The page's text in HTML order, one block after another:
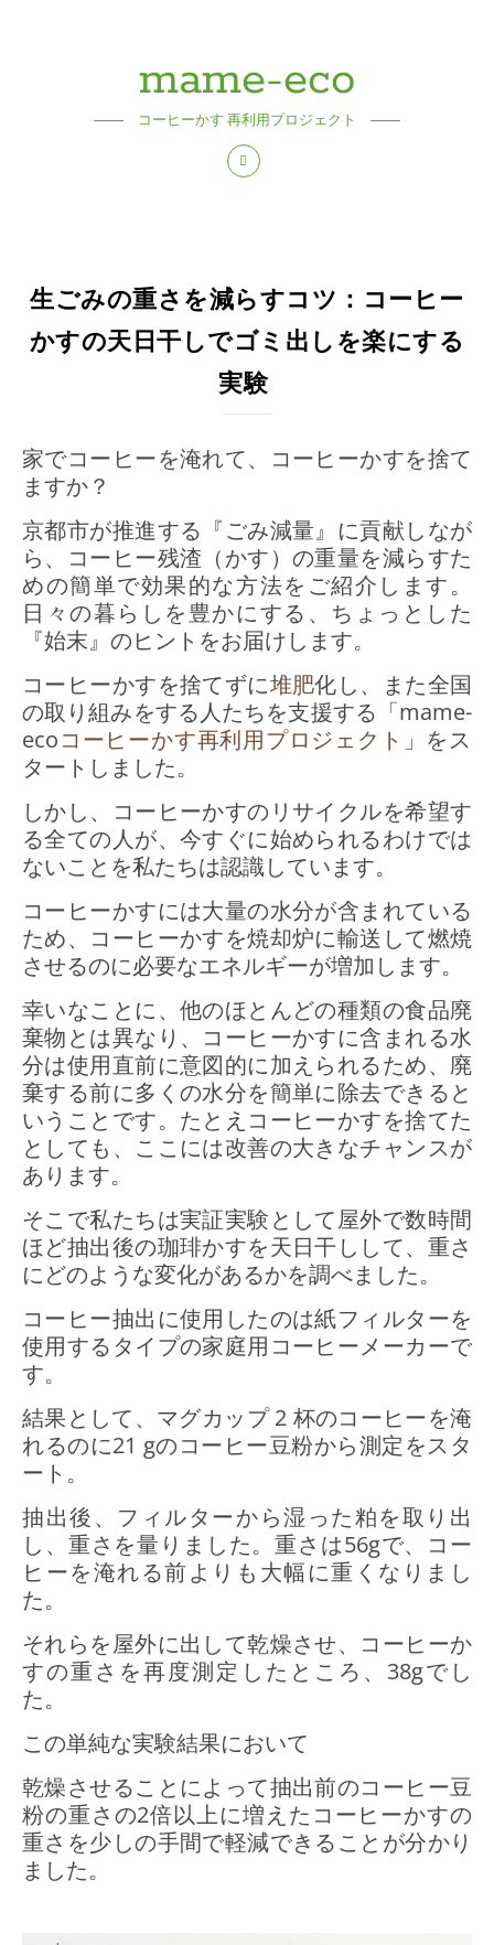
mame-eco
コーヒーかす 再利用プロジェクト
生ごみの重さを減らすコツ：コーヒー
かすの天日干しでゴミ出しを楽にする
実験
家でコーヒーを淹れて、コーヒーかすを捨て
ますか？
京都市が推進する『ごみ減量』に貢献しなが
ら、コーヒー残渣（かす）の重量を減らすた
めの簡単で効果的な方法をご紹介します。
日々の暮らしを豊かにする、ちょっとした
『始末』のヒントをお届けします。
コーヒーかすを捨てずに堆肥化し、また全国
の取り組みをする人たちを支援する「mame-
ecoコーヒーかす再利用プロジェクト 」をス
タートしました。
しかし、コーヒーかすのリサイクルを希望す
る全ての人が、今すぐに始められるわけでは
ないことを私たちは認識しています。
コーヒーかすには大量の水分が含まれている
ため、コーヒーかすを焼却炉に輸送して燃焼
させるのに必要なエネルギーが増加します。
幸いなことに、他のほとんどの種類の食品廃
棄物とは異なり、コーヒーかすに含まれる水
分は使用直前に意図的に加えられるため、廃
棄する前に多くの水分を簡単に除去できると
いうことです。たとえコーヒーかすを捨てた
としても、ここには改善の大きなチャンスが
あります。
そこで私たちは実証実験として屋外で数時間
ほど抽出後の珈琲かすを天日干しして、重さ
にどのような変化があるかを調べました。
コーヒー抽出に使用したのは紙フィルターを
使用するタイプの家庭用コーヒーメーカーで
す。
結果として、マグカップ 2 杯のコーヒーを淹
れるのに21 gのコーヒー豆粉から測定をスタ
ート。
抽出後、フィルターから湿った粕を取り出
し、重さを量りました。重さは56gで、コー
ヒーを淹れる前よりも大幅に重くなりまし
た。
それらを屋外に出して乾燥させ、コーヒーか
すの重さを再度測定したところ、38gでし
た。
この単純な実験結果において
乾燥させることによって抽出前のコーヒー豆
粉の重さの2倍以上に増えたコーヒーかすの
重さを少しの手間で軽減できることが分かり
ました。